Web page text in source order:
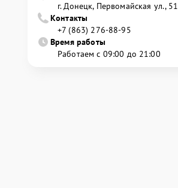
г. Донецк, Первомайская ул., 51
Контакты
+7 (863) 276-88-95
Время работы
Работаем с 09:00 до 21:00